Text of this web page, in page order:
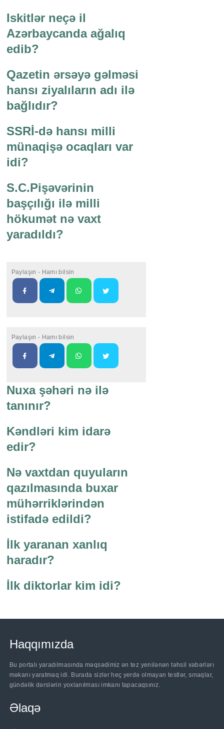
Iskitlər neçə il
Azərbaycanda ağalıq
edib?
Qazetin ərsəyə gəlməsi
hansı ziyalıların adı ilə
bağlıdır?
SSRİ-də hansı milli
münaqişə ocaqları var
idi?
S.C.Pişəvərinin
başçılığı ilə milli
hökumət nə vaxt
yaradıldı?
Paylaşın - Hamı bilsin
Paylaşın - Hamı bilsin
Nuxa şəhəri nə ilə
tanınır?
Kəndləri kim idarə
edir?
Nə vaxtdan quyuların
qazılmasında buxar
mühərriklərindən
istifadə edildi?
İlk yaranan xanlıq
haradır?
İlk diktorlar kim idi?
Haqqımızda
Bu portalı yaradılmasında məqsədimiz ən tez yenilənən təhsil xəbərlərı
məkanı yaratmaq idi. Burada sizlər heç yerdə olmayan testlər, sınaqlar,
gündəlik dərslərin yoxlanılması imkanı tapacaqsınız.
Əlaqə